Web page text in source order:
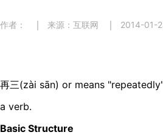
作者： 来源：互联网 2014-01-
再三(zài sān) or means
a verb.
Basic Structure